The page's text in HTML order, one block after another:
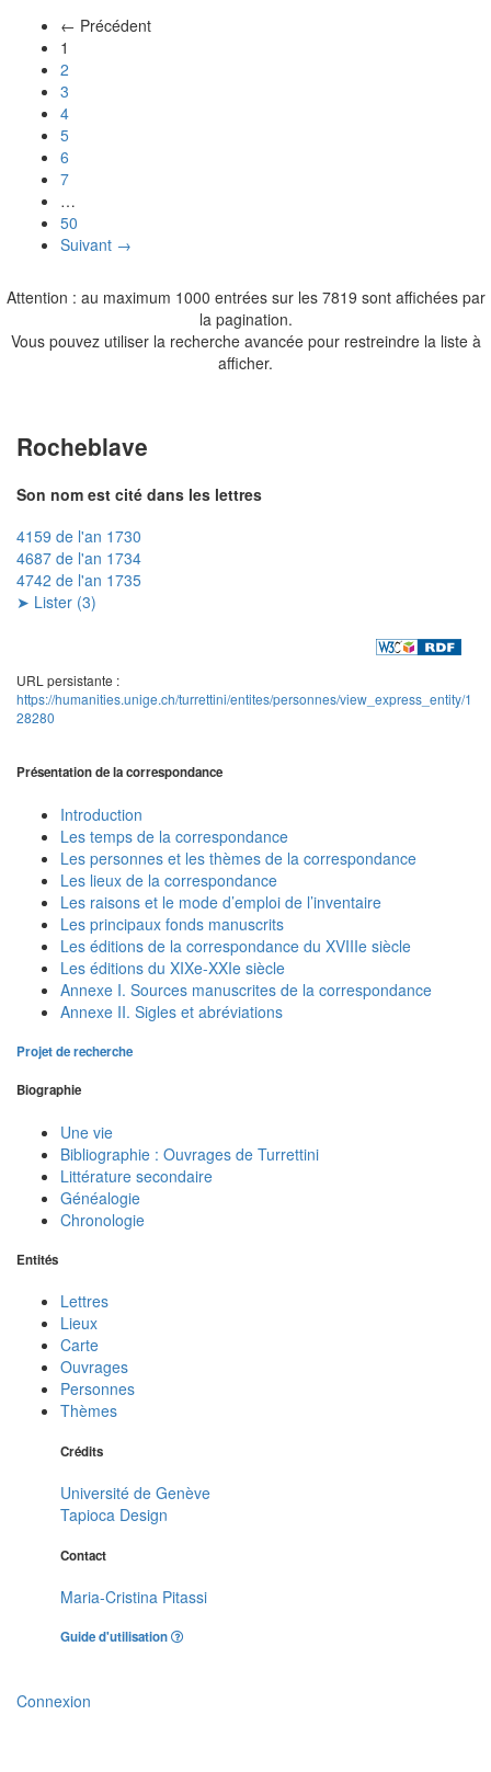
← Précédent
1
2
3
4
5
6
7
…
50
Suivant →
Attention : au maximum 1000 entrées sur les 7819 sont affichées par
la pagination.
Vous pouvez utiliser la recherche avancée pour restreindre la liste à
afficher.
Rocheblave
Son nom est cité dans les lettres
4159 de l'an 1730
4687 de l'an 1734
4742 de l'an 1735
➤ Lister (3)
URL persistante :
https://humanities.unige.ch/turrettini/entites/personnes/view_express_entity/1
28280
Présentation de la correspondance
Introduction
Les temps de la correspondance
Les personnes et les thèmes de la correspondance
Les lieux de la correspondance
Les raisons et le mode d’emploi de l’inventaire
Les principaux fonds manuscrits
Les éditions de la correspondance du XVIIIe siècle
Les éditions du XIXe-XXIe siècle
Annexe I. Sources manuscrites de la correspondance
Annexe II. Sigles et abréviations
Projet de recherche
Biographie
Une vie
Bibliographie : Ouvrages de Turrettini
Littérature secondaire
Généalogie
Chronologie
Entités
Lettres
Lieux
Carte
Ouvrages
Personnes
Thèmes
Crédits
Université de Genève
Tapioca Design
Contact
Maria-Cristina Pitassi
Guide d'utilisation
Connexion